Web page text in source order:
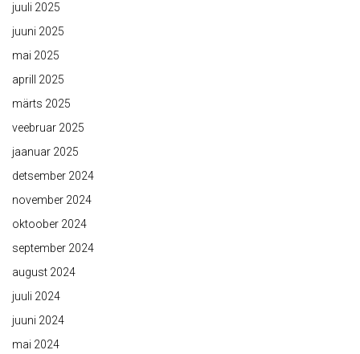
juuli 2025
juuni 2025
mai 2025
aprill 2025
märts 2025
veebruar 2025
jaanuar 2025
detsember 2024
november 2024
oktoober 2024
september 2024
august 2024
juuli 2024
juuni 2024
mai 2024